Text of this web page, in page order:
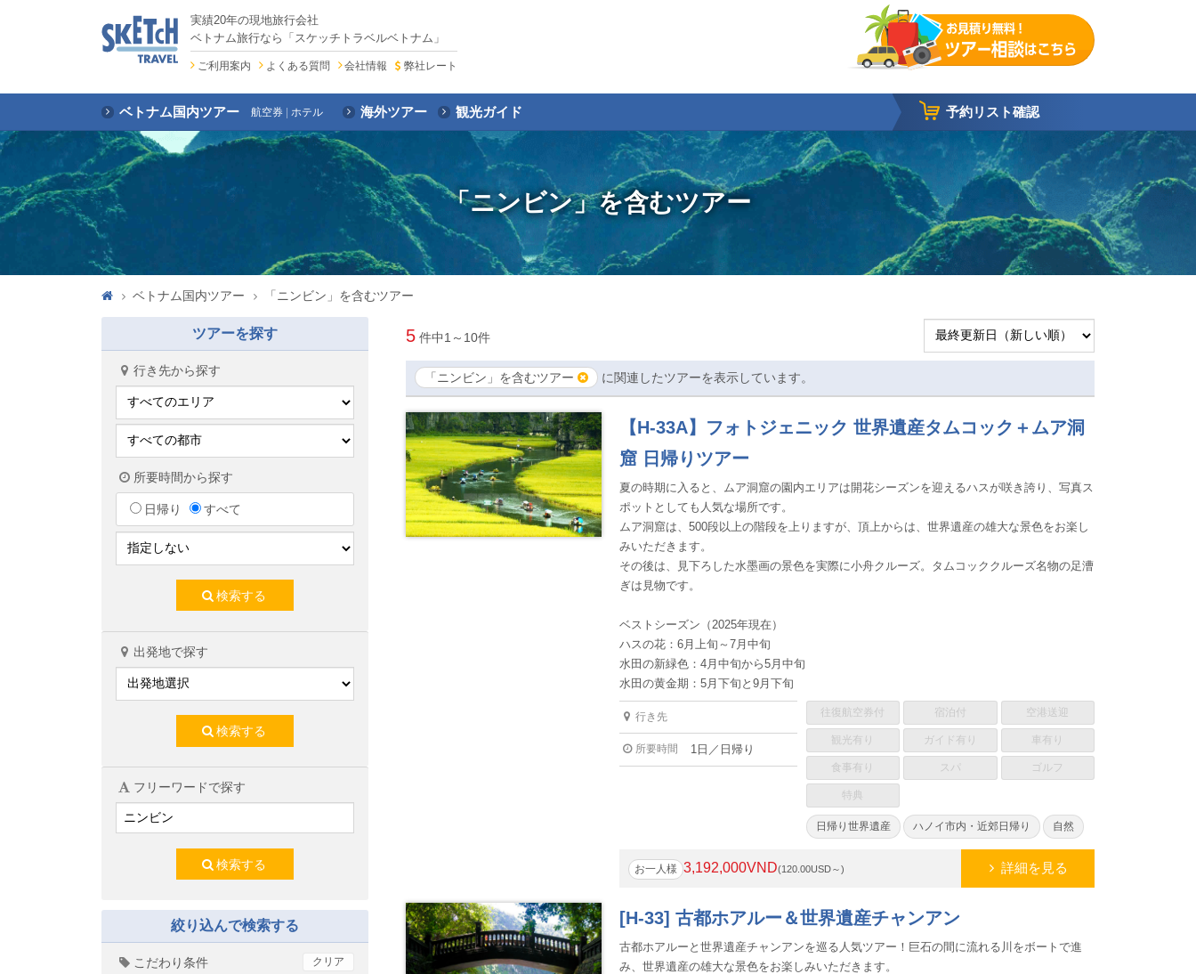
実績20年の現地旅行会社
ベトナム旅行なら「スケッチトラベルベトナム」
ご利用案内 よくある質問 会社情報 弊社レート
ベトナム国内ツアー 航空券 ホテル 海外ツアー 観光ガイド 予約リスト確認
「ニンビン」を含むツアー
ベトナム国内ツアー 「ニンビン」を含むツアー
5 件中1～10件
「ニンビン」を含むツアー に関連したツアーを表示しています。
【H-33A】フォトジェニック 世界遺産タムコック＋ムア洞
窟 日帰りツアー
夏の時期に入ると、ムア洞窟の園内エリアは開花シーズンを迎えるハスが咲き誇り、写真ス
ポットとしても人気な場所です。
ムア洞窟は、500段以上の階段を上りますが、頂上からは、世界遺産の雄大な景色をお楽し
みいただきます。
その後は、見下ろした水墨画の景色を実際に小舟クルーズ。タムコッククルーズ名物の足漕
ぎは見物です。
ベストシーズン（2025年現在）
ハスの花： 6月上旬～ 7月中旬
水田の新緑色：4月中旬から5月中旬
水田の黄金期：5月下旬と9月下旬
行き先
所要時間 1日／日帰り
往復航空券付 宿泊付 空港送迎
観光有り ガイド有り 車有り
食事有り スパ ゴルフ
特典
日帰り世界遺産 ハノイ市内・近郊日帰り 自然
お一人様 3,192,000VND(120.00USD～) 詳細を見る
[H-33] 古都ホアルー＆世界遺産チャンアン
古都ホアルーと世界遺産チャンアンを巡る人気ツアー！巨石の間に流れる川をボートで進
み、世界遺産の雄大な景色をお楽しみいただきます。
ツアーを探す
行き先から探す
所要時間から探す
日帰り すべて
検索する
出発地で探す
検索する
フリーワードで探す
検索する
絞り込んで検索する
こだわり条件 クリア